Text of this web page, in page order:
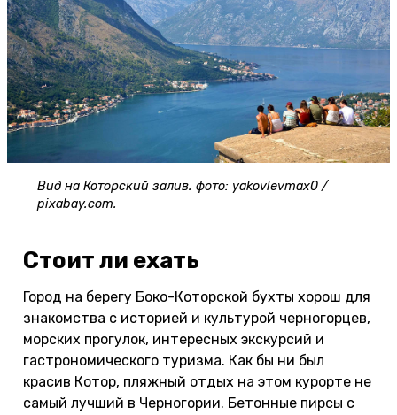
Вид на Которский залив. фото: yakovlevmax0 /
pixabay.com.
Стоит ли ехать
Город на берегу Боко-Которской бухты хорош для
знакомства с историей и культурой черногорцев,
морских прогулок, интересных экскурсий и
гастрономического туризма. Как бы ни был
красив Котор, пляжный отдых на этом курорте не
самый лучший в Черногории. Бетонные пирсы с